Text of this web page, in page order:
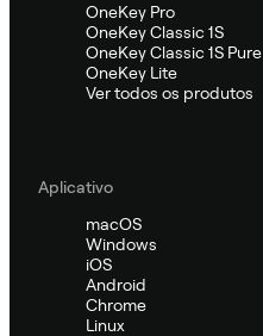
OneKey Pro
OneKey Classic 1S
OneKey Classic 1S Pure
OneKey Lite
Ver todos os produtos
Aplicativo
macOS
Windows
iOS
Android
Chrome
Linux